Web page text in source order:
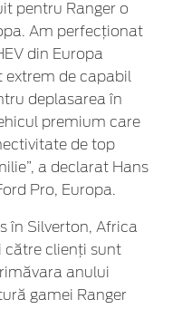
pentru Ranger o
Am perfecționat
din Europa
de capabil
deplasarea în
premium care
de top
a declarat Hans
Pro, Europa.
în Silverton, Africa
către clienți sunt
anului
gamei Ranger